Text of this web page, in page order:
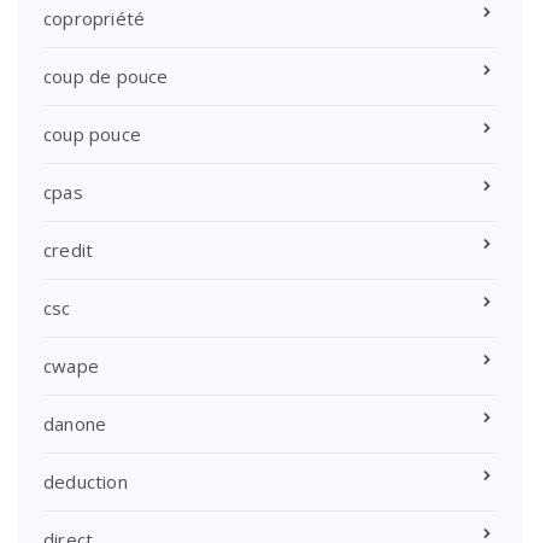
copropriété
coup de pouce
coup pouce
cpas
credit
csc
cwape
danone
deduction